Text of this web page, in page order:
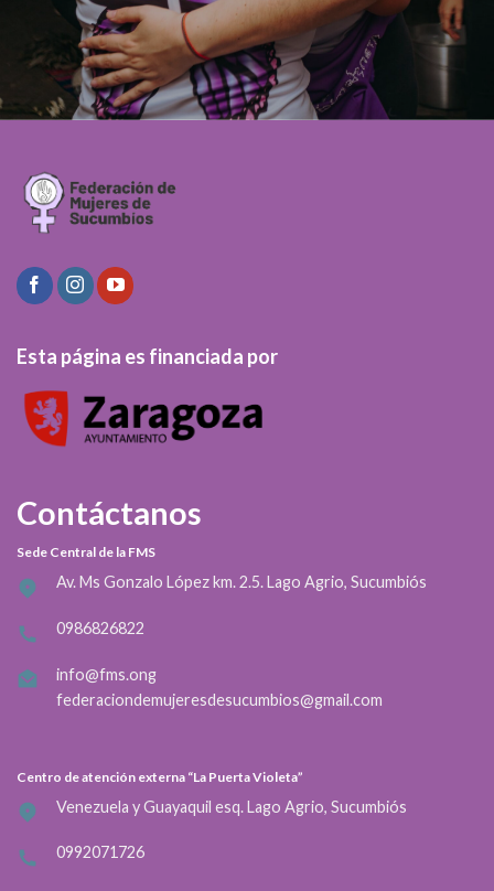
Esta página es financiada por
Contáctanos
Sede Central de la FMS
Av. Ms Gonzalo López km. 2.5. Lago Agrio, Sucumbiós
0986826822
info@fms.ong
federaciondemujeresdesucumbios@gmail.com
Centro de atención externa “La Puerta Violeta”
Venezuela y Guayaquil esq. Lago Agrio, Sucumbiós
0992071726